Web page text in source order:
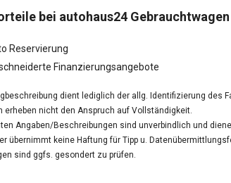
bei autohaus24 Gebrauchtwagen
Reservierung
Finanzierungsangebote
dient lediglich der allg. Identifizierung
erheben nicht den Anspruch auf Vollständigkeit.
Angaben/Beschreibungen sind unverbindlich und
übernimmt keine Haftung für Tipp u.
sind ggfs. gesondert zu prüfen.